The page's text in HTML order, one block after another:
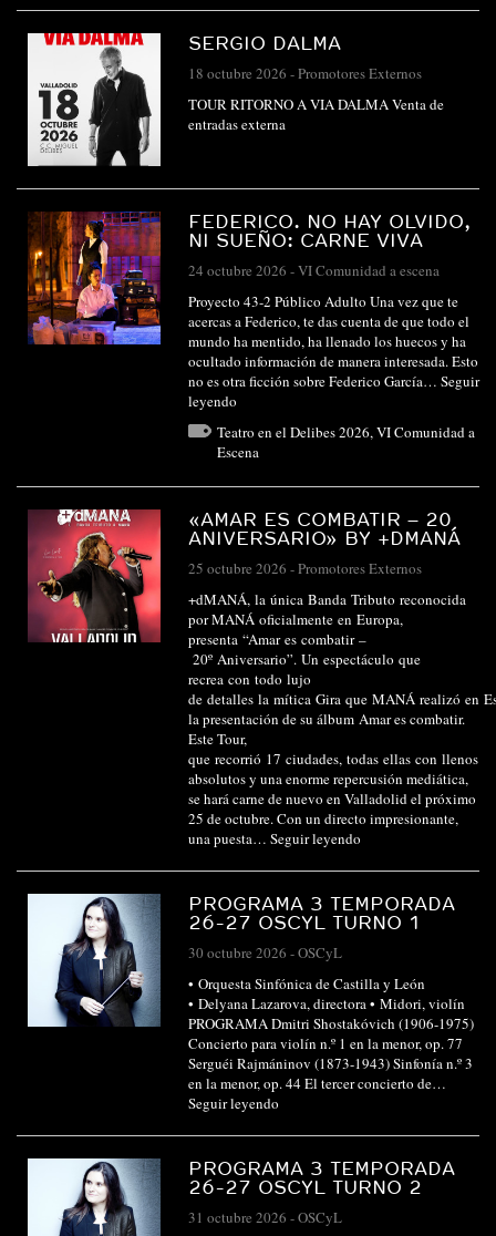
SERGIO DALMA
18 octubre 2026 -Promotores Externos
TOUR RITORNO A VIA DALMA Venta de
entradas externa
FEDERICO. NO HAY OLVIDO,
NI SUEÑO: CARNE VIVA
24 octubre 2026 -VI Comunidad a escena
Proyecto 43-2 Público Adulto Una vez que te
acercas a Federico, te das cuenta de que todo el
mundo ha mentido, ha llenado los huecos y ha
ocultado información de manera interesada. Esto
no es otra ficción sobre Federico García… Seguir
leyendo
Teatro en el Delibes 2026,VI Comunidad a
Escena
«AMAR ES COMBATIR – 20
ANIVERSARIO» BY +DMANÁ
25 octubre 2026 -Promotores Externos
+dMANÁ, la única Banda Tributo reconocida
por MANÁ oficialmente en Europa,
presenta “Amar es combatir –
20º Aniversario”. Un espectáculo que
recrea con todo lujo
de detalles la mítica Gira que MANÁ realizó en
la presentación de su álbum Amar es combatir.
Este Tour,
que recorrió 17 ciudades, todas ellas con llenos
absolutos y una enorme repercusión mediática,
se hará carne de nuevo en Valladolid el próximo
25 de octubre. Con un directo impresionante,
una puesta… Seguir leyendo
PROGRAMA 3 TEMPORADA
26-27 OSCYL TURNO 1
30 octubre 2026 -OSCyL
• Orquesta Sinfónica de Castilla y León
• Delyana Lazarova, directora • Midori, violín
PROGRAMA Dmitri Shostakóvich (1906-1975)
Concierto para violín n.º 1 en la menor, op. 77
Serguéi Rajmáninov (1873-1943) Sinfonía n.º 3
en la menor, op. 44 El tercer concierto de…
Seguir leyendo
PROGRAMA 3 TEMPORADA
26-27 OSCYL TURNO 2
31 octubre 2026 -OSCyL